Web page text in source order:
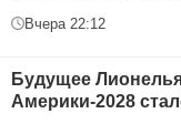
Вчера 22:12
Будущее
Америки-2028